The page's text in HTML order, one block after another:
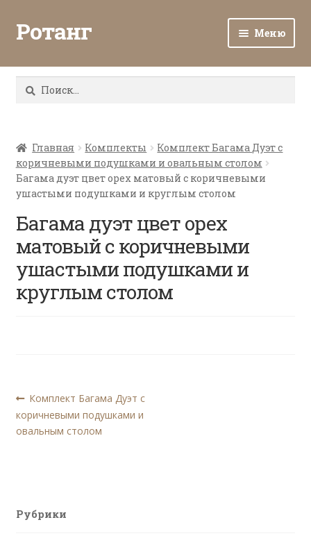
Ротанг Меню
Каталог
Все о ротанге
Контакты
Найти:
Главная Комплекты
Комплект Багама Дуэт с
коричневыми подушками и овальным столом
Багама дуэт цвет орех матовый с коричневыми
ушастыми подушками и круглым столом
Багама дуэт цвет орех
матовый с коричневыми
ушастыми подушками и
круглым столом
Навигация
по
Предыдущая
запись:
Комплект Багама Дуэт с
коричневыми подушками и
овальным столом
Рубрики